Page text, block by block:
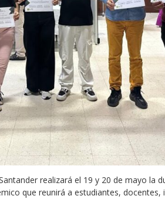
realizará el 19 y 20 de mayo la
que reunirá a estudiantes,